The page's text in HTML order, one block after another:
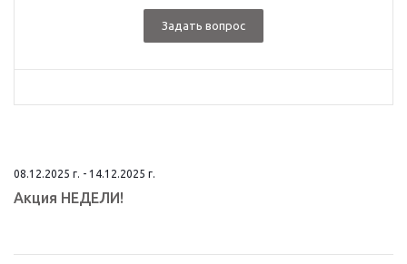
Задать вопрос
08.12.2025 г. - 14.12.2025 г.
Aкция НEДЕЛИ!